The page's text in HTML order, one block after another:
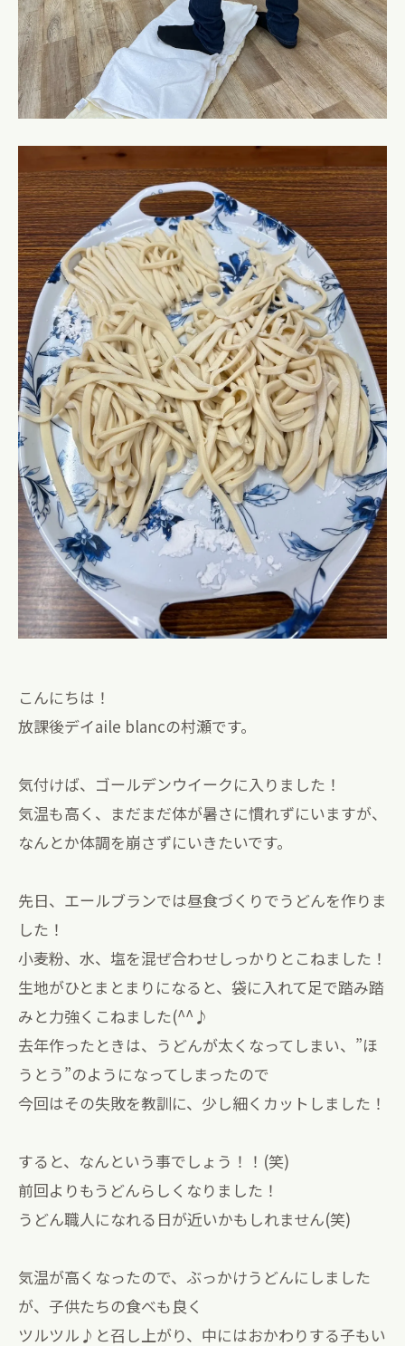
こんにちは！
放課後デイaile blancの村瀬です。
気付けば、ゴールデンウイークに入りました！
気温も高く、まだまだ体が暑さに慣れずにいますが、
なんとか体調を崩さずにいきたいです。
先日、エールブランでは昼食づくりでうどんを作りま
した！
小麦粉、水、塩を混ぜ合わせしっかりとこねました！
生地がひとまとまりになると、袋に入れて足で踏み踏
みと力強くこねました(^^♪
去年作ったときは、うどんが太くなってしまい、”ほ
うとう”のようになってしまったので
今回はその失敗を教訓に、少し細くカットしました！
すると、なんという事でしょう！！(笑)
前回よりもうどんらしくなりました！
うどん職人になれる日が近いかもしれません(笑)
気温が高くなったので、ぶっかけうどんにしました
が、子供たちの食べも良く
ツルツル♪と召し上がり、中にはおかわりする子もい